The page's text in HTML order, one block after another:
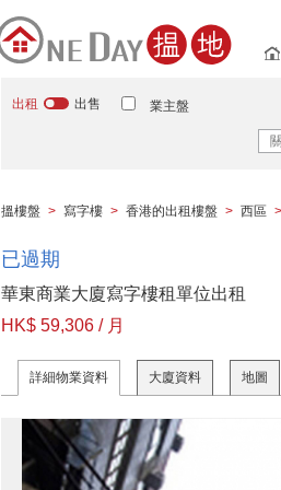
出租 出售 業主盤
搵樓盤 > 寫字樓 > 香港的出租樓盤 > 西區 >
已過期
華東商業大廈寫字樓租單位出租
HK$ 59,306 / 月
詳細物業資料 大廈資料 地圖